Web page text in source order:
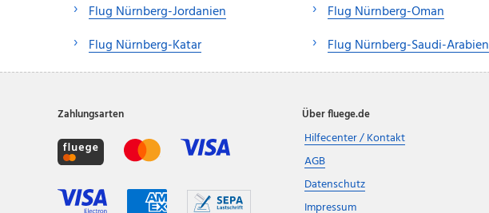
Flug Nürnberg-Jordanien
Flug Nürnberg-Katar
Flug Nürnberg-Oman
Flug Nürnberg-Saudi-Arabien